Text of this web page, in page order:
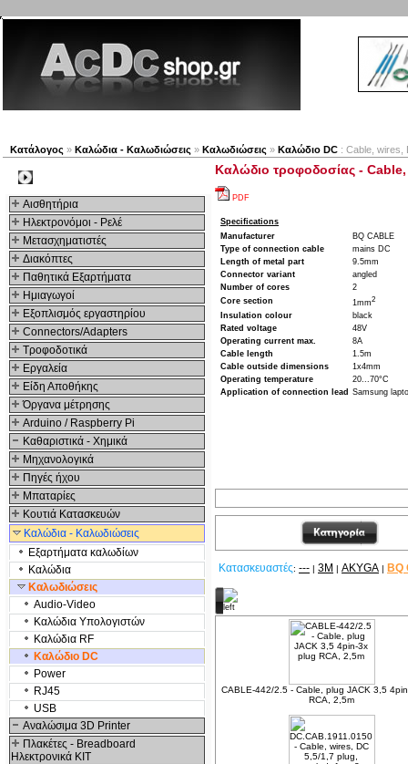
Κατάλογος » Καλώδια - Καλωδιώσεις » Καλωδιώσεις » Καλώδιο DC : Cable, wires,
Αισθητήρια
Ηλεκτρονόμοι - Ρελέ
Μετασχηματιστές
Διακόπτες
Παθητικά Εξαρτήματα
Hμιαγωγοί
Εξοπλισμός εργαστηρίου
Connectors/Adapters
Τροφοδοτικά
Εργαλεία
Είδη Αποθήκης
Όργανα μέτρησης
Arduino / Raspberry Pi
Καθαριστικά - Χημικά
Μηχανολογικά
Πηγές ήχου
Μπαταρίες
Κουτιά Κατασκευών
Καλώδια - Καλωδιώσεις
Εξαρτήματα καλωδίων
Καλώδια
Καλωδιώσεις
Audio-Video
Καλώδια Υπολογιστών
Καλώδια RF
Καλώδιο DC
Power
RJ45
USB
Αναλώσιμα 3D Printer
Πλακέτες - Breadboard
Ηλεκτρονικά ΚΙΤ
Καλώδιο τροφοδοσίας -
PDF
Specifications
Manufacturer
BQ CABLE
Type of connection cable
mains DC
Length of metal part
9.5mm
Connector variant
angled
Number of cores
2
Core section
1mm2
Insulation colour
black
Rated voltage
48V
Operating current max.
8A
Cable length
1.5m
Cable outside dimensions
1x4mm
Operating temperature
20...70°C
Application of connection lead Samsung
Κατασκευαστές: --- | 3M | AKYGA | BQ
CABLE-442/2.5 - Cable, plug JACK 3,5
RCA, 2,5m